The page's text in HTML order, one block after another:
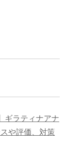
ギラティナアナ
や評価、対策